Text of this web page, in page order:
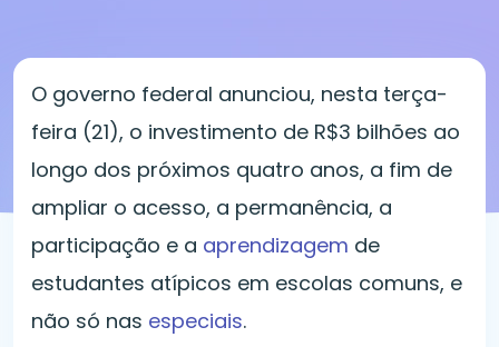
O governo federal anunciou, nesta terça-
feira (21), o investimento de R$3 bilhões ao
longo dos próximos quatro anos, a fim de
ampliar o acesso, a permanência, a
participação e a aprendizagem de
estudantes atípicos em escolas comuns, e
não só nas especiais.